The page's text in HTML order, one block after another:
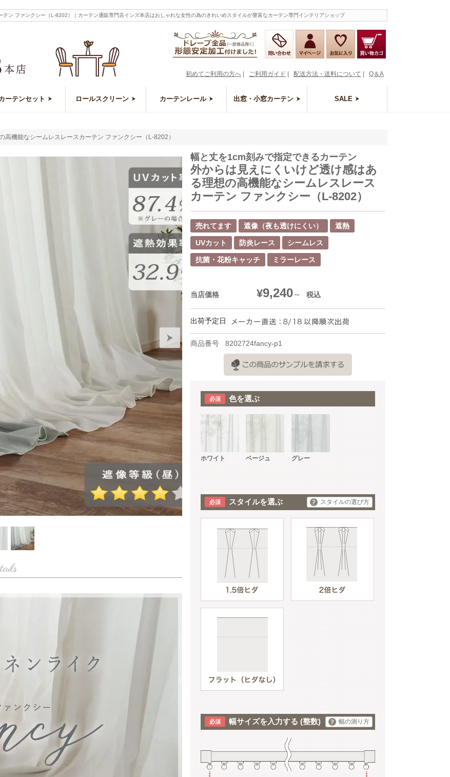
ン ファンクシー（L-8202）｜カーテン通販専門店インズ本店はおしゃれな女性の為のきれいめスタイルが豊富なカーテン専門インテリアショップ
Q＆A
配送方法・送料について
ご利用ガイド
初めてご利用の方へ
ーテンセット ロールスクリーン カーテンレール 出窓・小窓カーテン SALE
機能なシームレスレースカーテン ファンクシー（L-8202）
幅と丈を1cm刻みで指定できるカーテン
外からは見えにくいけど透け感はあ
る理想の高機能なシームレスレース
カーテン ファンクシー（L-8202）
売れてます 遮像（夜も透けにくい） 遮熱
UVカット 防炎レース シームレス
抗菌・花粉キャッチ ミラーレース
当店価格 ¥9,240 税込
出荷予定日
商品番号 8202724fancy-p1
色を選ぶ
ホワイト ベージュ グレー
スタイルを選ぶ スタイルの選び方
幅サイズを入力する (整数) 幅の測り方